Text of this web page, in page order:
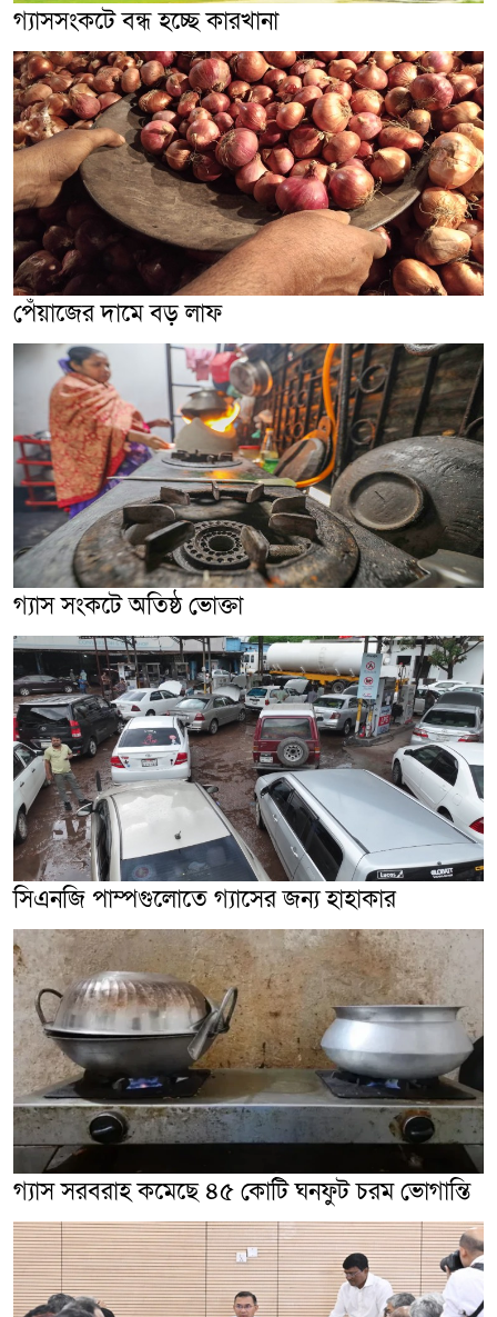
গ্যাসসংকটে বন্ধ হচ্ছে কারখানা
পেঁয়াজের দামে বড় লাফ
গ্যাস সংকটে অতিষ্ঠ ভোক্তা
সিএনজি পাম্পগুলোতে গ্যাসের জন্য হাহাকার
গ্যাস সরবরাহ কমেছে ৪৫ কোটি ঘনফুট চরম ভোগান্তি